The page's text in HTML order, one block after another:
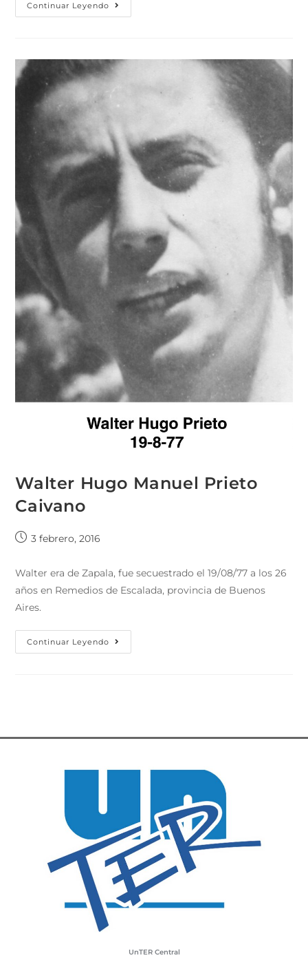
Continuar Leyendo
Walter Hugo Manuel Prieto
Caivano
3 febrero, 2016
Walter era de Zapala, fue secuestrado el 19/08/77 a los 26
años en Remedios de Escalada, provincia de Buenos
Aires.
Continuar Leyendo
UnTER Central